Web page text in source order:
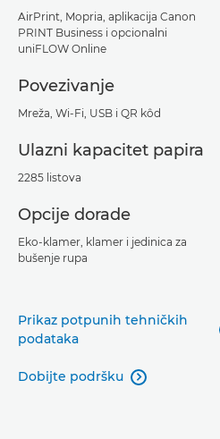
AirPrint, Mopria, aplikacija Canon
PRINT Business i opcionalni
uniFLOW Online
Povezivanje
Mreža, Wi-Fi, USB i QR kôd
Ulazni kapacitet papira
2285 listova
Opcije dorade
Eko-klamer, klamer i jedinica za
bušenje rupa
Prikaz potpunih tehničkih
podataka
Dobijte podršku 